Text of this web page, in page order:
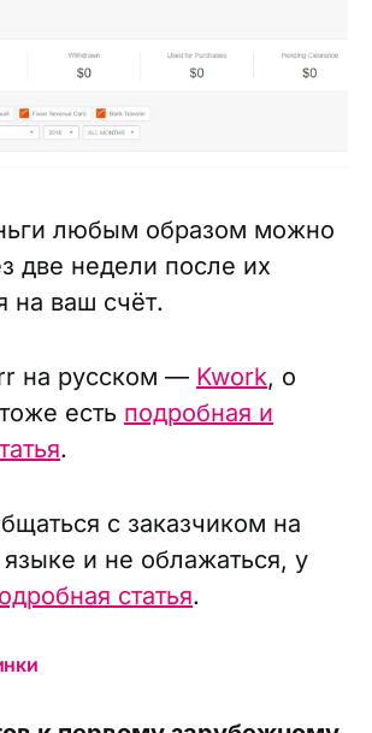
любым образом можно
две недели после их
на ваш счёт.
на русском — Kwork, о
есть подробная и
.
с заказчиком на
и не облажаться, у
статья.